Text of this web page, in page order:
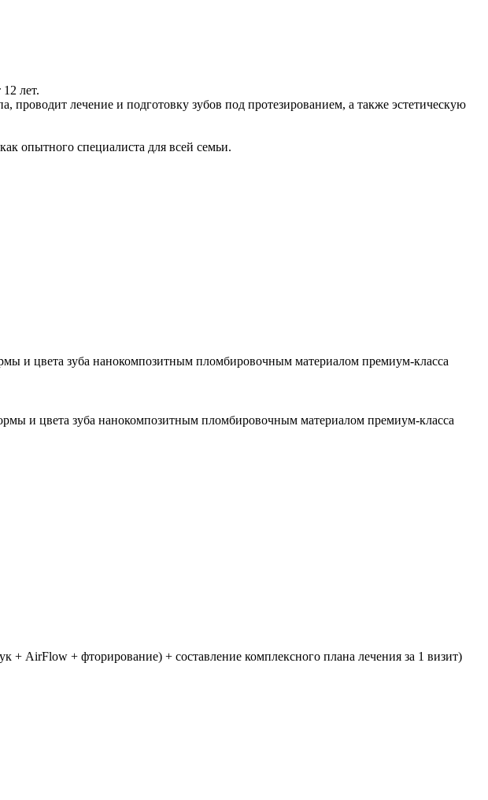
лет.
проводит лечение и подготовку зубов под протезированием, а также эстетическую
опытного специалиста для всей семьи.
и цвета зуба нанокомпозитным пломбировочным материалом премиум-класса
и цвета зуба нанокомпозитным пломбировочным материалом премиум-класса
+ AirFlow + фторирование) + составление комплексного плана лечения за 1 визит)